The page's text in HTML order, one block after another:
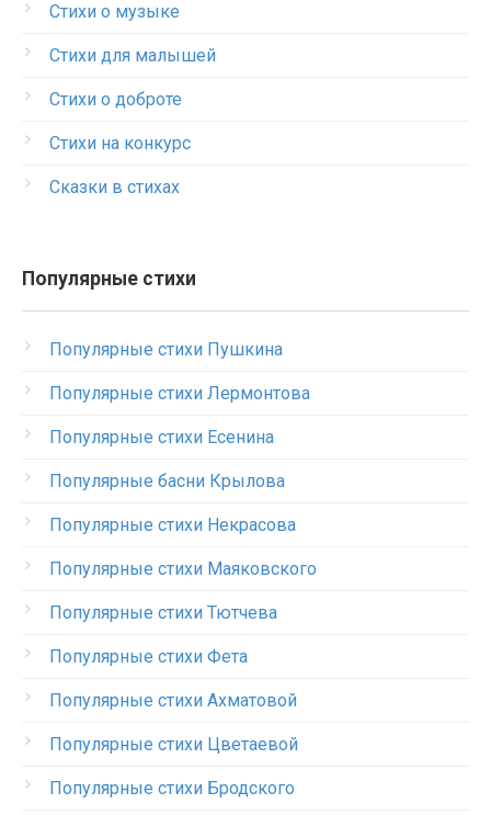
Стихи о музыке
Стихи для малышей
Стихи о доброте
Стихи на конкурс
Сказки в стихах
Популярные стихи
Популярные стихи Пушкина
Популярные стихи Лермонтова
Популярные стихи Есенина
Популярные басни Крылова
Популярные стихи Некрасова
Популярные стихи Маяковского
Популярные стихи Тютчева
Популярные стихи Фета
Популярные стихи Ахматовой
Популярные стихи Цветаевой
Популярные стихи Бродского